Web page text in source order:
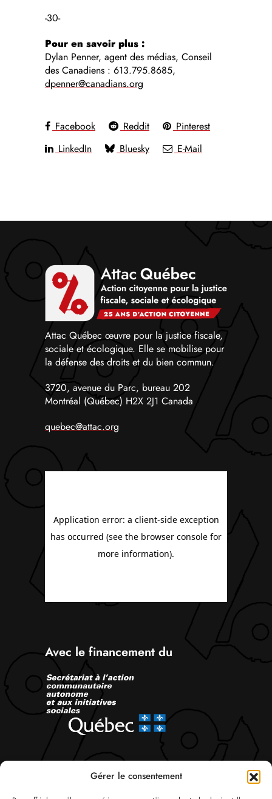
Gérer le consentement
-30-
Pour en savoir plus :
Dylan Penner, agent des médias, Conseil
des Canadiens : 613.795.8685,
dpenner@canadians.org
Facebook Reddit
Pinterest
LinkedIn
Bluesky E-Mail
Attac Québec œuvre pour la justice fiscale,
sociale et écologique. Elle se mobilise pour
la défense des droits et du bien commun.
3720, avenue du Parc, bureau 202
Montréal (Québec) H2X 2J1 Canada
quebec@attac.org
Avec le financement du
Suivez-nous